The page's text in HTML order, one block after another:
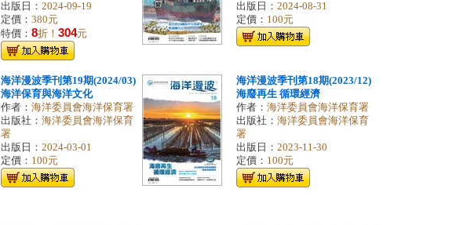
出版日： 2024-09-19
定價： 380元
特價： 8折！ 304元
出版日： 2024-08-31
定價： 100元
海洋漫波季刊第19期(2024/03)
海洋保育與海洋文化
作者： 海洋委員會海洋保育署
出版社： 海洋委員會海洋保育
署
出版日： 2024-03-01
定價： 100元
海洋漫波季刊第18期(2023/12)
海廢再生 循環經濟
作者： 海洋委員會海洋保育署
出版社： 海洋委員會海洋保育
署
出版日： 2023-11-30
定價： 100元